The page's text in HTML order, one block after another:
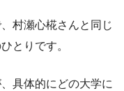
村瀬心椛さんと同じ
とりです。
具体的にどの大学に